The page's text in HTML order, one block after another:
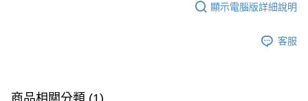
顯示電腦版詳細說明
客服
商品相關分類 (1)